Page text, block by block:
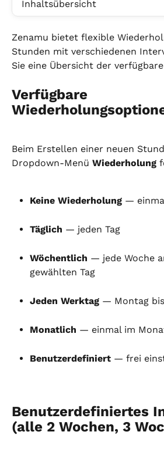
Inhaltsübersicht
Zenamu bietet flexible
Stunden mit verschiedenen
Sie eine Übersicht der
Verfügbare
Beim Erstellen einer neuen
Dropdown-Menü Wiederholung
Keine Wiederholung —
Täglich — jeden Tag
Wöchentlich — jede Woche
gewählten Tag
Jeden Werktag — Montag
Monatlich — einmal im
Benutzerdefiniert — frei
Benutzerdefiniertes
(alle 2 Wochen, 3